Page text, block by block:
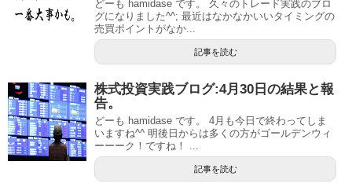
どーも hamidase です。 久々のトレード実践のブロ
グになりました^^; 最近はなかなかいいタイミングの
売買ポイントがなか...
記事を読む
株式投資実践ブログ:4月30日の結果と報
告。
どーも hamidase です。 4月も今日で終わってしま
いますね^^ 明後日からは多くの方がゴールデンウィ
ーーーク！ですね！ ...
記事を読む